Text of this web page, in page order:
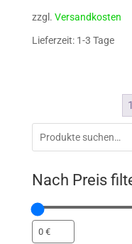
zzgl. Versandkosten
Lieferzeit: 1-3 Tage
1
Nach Preis